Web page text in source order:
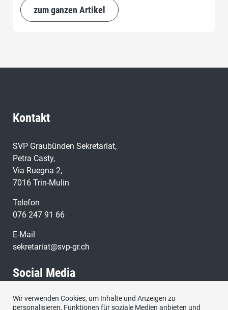
zum ganzen Artikel
Kontakt
SVP Graubünden Sekretariat,
Petra Casty,
Via Ruegna 2,
7016 Trin-Mulin
Telefon
076 247 91 66
E-Mail
sekretariat@svp-gr.ch
Social Media
Besuchen Sie uns bei:
Wir verwenden Cookies, um Inhalte und Anzeigen zu
personalisieren, Funktionen für soziale Medien anbieten und